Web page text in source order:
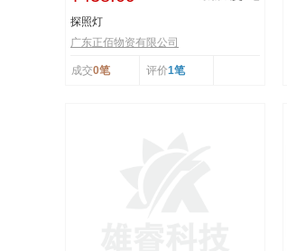
探照灯
广东正佰物资有限公司
成交0笔 评价1笔